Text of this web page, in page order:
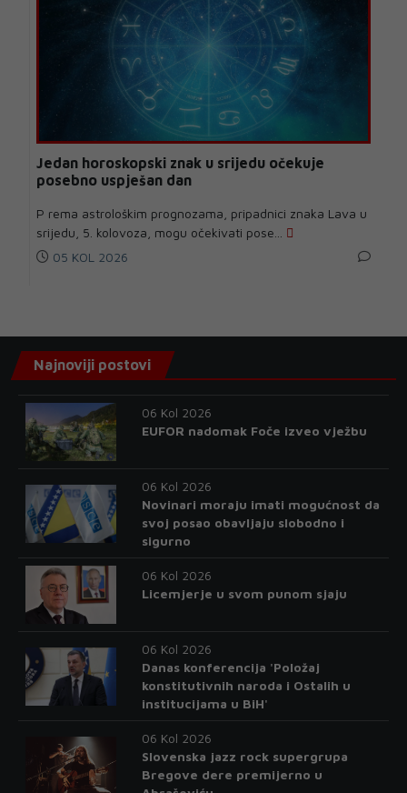
Jedan horoskopski znak u srijedu očekuje
posebno uspješan dan
P rema astrološkim prognozama, pripadnici znaka Lava u
srijedu, 5. kolovoza, mogu očekivati pose...
05 KOL 2026
Najnoviji postovi
06 Kol 2026
EUFOR nadomak Foče izveo vježbu
06 Kol 2026
Novinari moraju imati mogućnost da
svoj posao obavljaju slobodno i
sigurno
06 Kol 2026
Licemjerje u svom punom sjaju
06 Kol 2026
Danas konferencija 'Položaj
konstitutivnih naroda i Ostalih u
institucijama u BiH'
06 Kol 2026
Slovenska jazz rock supergrupa
Bregove dere premijerno u